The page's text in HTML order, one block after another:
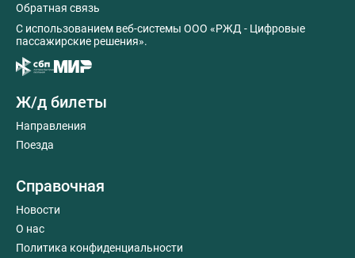
Обратная связь
C использованием веб-системы ООО «РЖД - Цифровые
пассажирские решения».
Ж/д билеты
Направления
Поезда
Справочная
Новости
О нас
Политика конфиденциальности